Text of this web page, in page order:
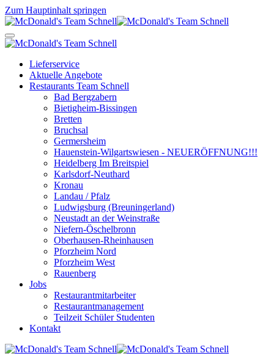
Zum Hauptinhalt springen
Lieferservice
Aktuelle Angebote
Restaurants Team Schnell
Bad Bergzabern
Bietigheim-Bissingen
Bretten
Bruchsal
Germersheim
Hauenstein-Wilgartswiesen - NEUERÖFFNUNG!!!
Heidelberg Im Breitspiel
Karlsdorf-Neuthard
Kronau
Landau / Pfalz
Ludwigsburg (Breuningerland)
Neustadt an der Weinstraße
Niefern-Öschelbronn
Oberhausen-Rheinhausen
Pforzheim Nord
Pforzheim West
Rauenberg
Jobs
Restaurantmitarbeiter
Restaurantmanagement
Teilzeit Schüler Studenten
Kontakt